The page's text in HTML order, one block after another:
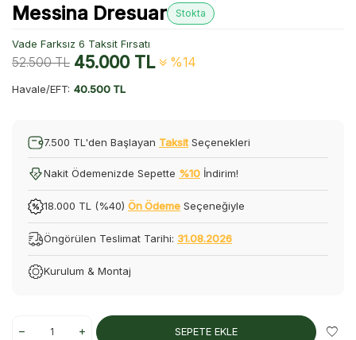
Messina Dresuar Stokta
Vade Farksız 6 Taksit Fırsatı
52.500TL 45.000TL %14
Havale/EFT: 40.500 TL
7.500 TL'den Başlayan Taksit Seçenekleri
Nakit Ödemenizde Sepette %10 İndirim!
18.000 TL (%40) Ön Ödeme Seçeneğiyle
Öngörülen Teslimat Tarihi: 31.08.2026
Kurulum & Montaj
SEPETE EKLE